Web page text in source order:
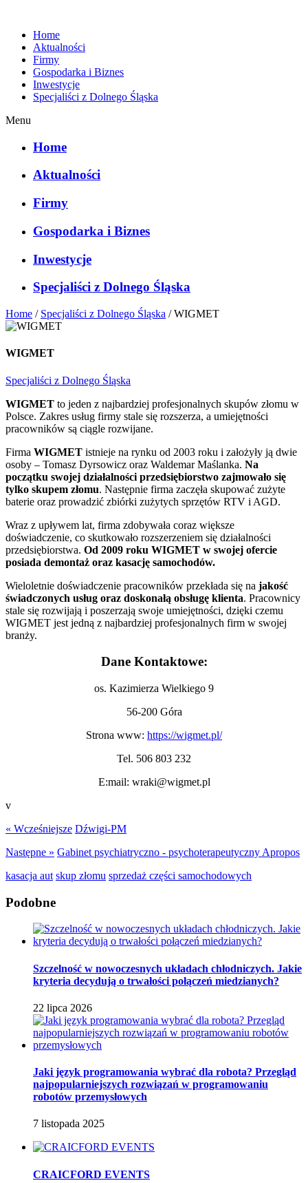
Home
Aktualności
Firmy
Gospodarka i Biznes
Inwestycje
Specjaliści z Dolnego Śląska
Menu
Home
Aktualności
Firmy
Gospodarka i Biznes
Inwestycje
Specjaliści z Dolnego Śląska
Home / Specjaliści z Dolnego Śląska /WIGMET
WIGMET
Specjaliści z Dolnego Śląska
WIGMET to jeden z najbardziej profesjonalnych skupów złomu w
Polsce. Zakres usług firmy stale się rozszerza, a umiejętności
pracowników są ciągle rozwijane.
Firma WIGMET istnieje na rynku od 2003 roku i założyły ją dwie
osoby – Tomasz Dyrsowicz oraz Waldemar Maślanka. Na
początku swojej działalności przedsiębiorstwo zajmowało się
tylko skupem złomu. Następnie firma zaczęła skupować zużyte
baterie oraz prowadzić zbiórki zużytych sprzętów RTV i AGD.
Wraz z upływem lat, firma zdobywała coraz większe
doświadczenie, co skutkowało rozszerzeniem się działalności
przedsiębiorstwa. Od 2009 roku WIGMET w swojej ofercie
posiada demontaż oraz kasację samochodów.
Wieloletnie doświadczenie pracowników przekłada się na jakość
świadczonych usług oraz doskonałą obsługę klienta. Pracownicy
stale się rozwijają i poszerzają swoje umiejętności, dzięki czemu
WIGMET jest jedną z najbardziej profesjonalnych firm w swojej
branży.
Dane Kontaktowe:
os. Kazimierza Wielkiego 9
56-200 Góra
Strona www: https://wigmet.pl/
Tel. 506 803 232
E:mail: wraki@wigmet.pl
v
« Wcześniejsze Dźwigi-PM
Następne » Gabinet psychiatryczno - psychoterapeutyczny Apropos
kasacja aut skup złomu sprzedaż części samochodowych
Podobne
Szczelność w nowoczesnych układach chłodniczych. Jakie
kryteria decydują o trwałości połączeń miedzianych?
22 lipca 2026
Jaki język programowania wybrać dla robota? Przegląd
najpopularniejszych rozwiązań w programowaniu
robotów przemysłowych
7 listopada 2025
CRAICFORD EVENTS